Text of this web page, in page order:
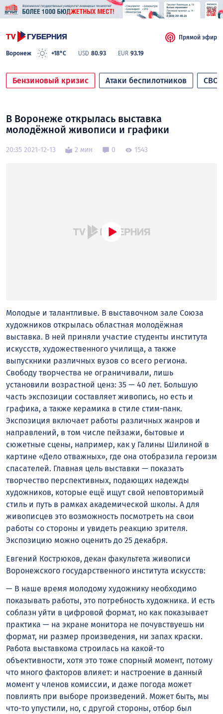
Воронеж +18°C USD 80.93 EUR 93.19
Прямой эфир
Бензиновый кризис Атаки беспилотников СВО
В Воронеже открылась выставка
молодёжной живописи и графики
20:35 2021-12-13 2 мин 0 1543
Молодые и талантливые. В выставочном зале Союза
художников открылась областная молодёжная
выставка. В ней приняли участие студенты института
искусств, художественного училища, а также
выпускники различных вузов со всего региона.
Свободу творчества не ограничивали, лишь
установили возрастной ценз: 35 — 40 лет. Большую
часть экспозиции составляет живопись, но есть и
графика, а также керамика в стиле стим-панк.
Экспозиция включает работы различных жанров и
направлений, в том числе пейзажи, бытовые и
сюжетные сцены, например, как у Галины Шилиной в
картине «Дело отважных», где она отобразила героизм
спасателей. Главная цель выставки — показать
творчество перспективных, подающих надежды
художников, которые ещё ищут свой неповторимый
стиль и путь в рамках академической школы. А для
живописцев это возможность посмотреть на свои
работы со стороны и увидеть реакцию зрителя.
Экспозицию можно оценить до 25 декабря.
Евгений Кострюков, декан факультета живописи
Воронежского государственного института искусств:
— В наше время молодому художнику необходимо
показывать работы, это потребность художника. И есть
соблазн уйти в цифровой формат, но как показывает
практика — на экране монитора не почувствуешь ни
формат, ни размер произведения, ни запах краски.
Работа выставкома строилась на какой-то
объективности, хотя это тоже спорный момент, потому
что много факторов влияет: и настроение в данный
момент у членов комиссии, и даже погода может
повлиять при выборе произведений. Может быть, мы
что-то упустили, но, с другой стороны, отбор был